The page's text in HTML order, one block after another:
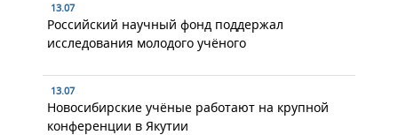
13.07
Российский научный фонд поддержал
исследования молодого учёного
13.07
Новосибирские учёные работают на крупной
конференции в Якутии